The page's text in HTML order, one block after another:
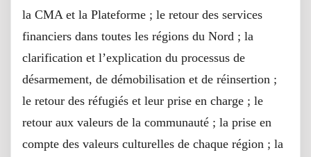
la CMA et la Plateforme ; le retour des services
financiers dans toutes les régions du Nord ; la
clarification et l’explication du processus de
désarmement, de démobilisation et de réinsertion ;
le retour des réfugiés et leur prise en charge ; le
retour aux valeurs de la communauté ; la prise en
compte des valeurs culturelles de chaque région ; la